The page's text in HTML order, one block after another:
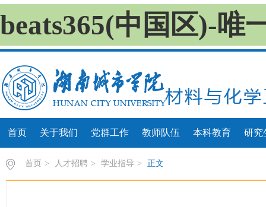
beats365(中国区)-唯
首页 关于我们 党群工作 教师队伍 本科教育 研究
首页 > 人才招聘 > 学业指导 > 正文